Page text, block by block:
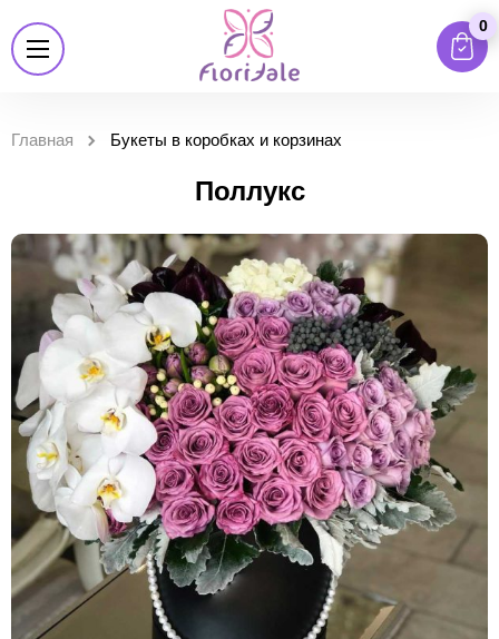
0
Главная Букеты в коробках и корзинах
Поллукс